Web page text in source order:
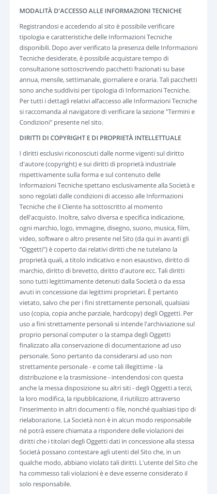
MODALITÀ D’ACCESSO ALLE INFORMAZIONI TECNICHE
Registrandosi e accedendo al sito è possibile verificare
tipologia e caratteristiche delle Informazioni Tecniche
disponibili. Dopo aver verificato la presenza delle Informazioni
Tecniche desiderate, è possibile acquistare tempo di
consultazione sottoscrivendo pacchetti frazionati su base
annua, mensile, settimanale, giornaliere e oraria. Tali pacchetti
sono anche suddivisi per tipologia di Informazioni Tecniche.
Per tutti i dettagli relativi all’accesso alle Informazioni Tecniche
si raccomanda al navigatore di verificare la sezione "Termini e
Condizioni" presente nel sito.
DIRITTI DI COPYRIGHT E DI PROPRIETÀ INTELLETTUALE
I diritti esclusivi riconosciuti dalle norme vigenti sul diritto
d'autore (copyright) e sui diritti di proprietà industriale
rispettivamente sulla forma e sul contenuto delle
Informazioni Tecniche spettano esclusivamente alla Società e
sono regolati dalle condizioni di accesso alle Informazioni
Tecniche che il Cliente ha sottoscritto al momento
dell'acquisto. Inoltre, salvo diversa e specifica indicazione,
ogni marchio, logo, immagine, disegno, suono, musica, film,
video, software o altro presente nel Sito (da qui in avanti gli
"Oggetti") è coperto dai relativi diritti che ne tutelano la
proprietà quali, a titolo indicativo e non esaustivo, diritto di
marchio, diritto di brevetto, diritto d'autore ecc. Tali diritti
sono tutti legittimamente detenuti dalla Società o da essa
avuti in concessione dai legittimi proprietari. È pertanto
vietato, salvo che per i fini strettamente personali, qualsiasi
uso (copia, copia anche parziale, hardcopy) degli Oggetti. Per
uso a fini strettamente personali si intende l'archiviazione sul
proprio personal computer o la stampa degli Oggetti
finalizzato alla conservazione di documentazione ad uso
personale. Sono pertanto da considerarsi ad uso non
strettamente personale - e come tali illegittime - la
distribuzione e la trasmissione - intendendosi con questa
anche la messa disposizione su altri siti - degli Oggetti a terzi,
la loro modifica, la ripubblicazione, il riutilizzo attraverso
l'inserimento in altri documenti o file, nonché qualsiasi tipo di
rielaborazione. La Società non è in alcun modo responsabile
né potrà essere chiamata a rispondere delle violazioni dei
diritti che i titolari degli Oggetti dati in concessione alla stessa
Società possano contestare agli utenti del Sito che, in un
qualche modo, abbiano violato tali diritti. L'utente del Sito che
ha commesso tali violazioni è e deve esserne considerato il
solo responsabile.